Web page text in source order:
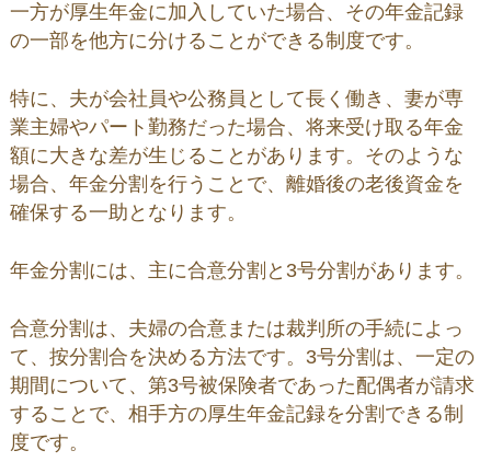
一方が厚生年金に加入していた場合、その年金記録
の一部を他方に分けることができる制度です。
特に、夫が会社員や公務員として長く働き、妻が専
業主婦やパート勤務だった場合、将来受け取る年金
額に大きな差が生じることがあります。そのような
場合、年金分割を行うことで、離婚後の老後資金を
確保する一助となります。
年金分割には、主に合意分割と3号分割があります。
合意分割は、夫婦の合意または裁判所の手続によっ
て、按分割合を決める方法です。3号分割は、一定の
期間について、第3号被保険者であった配偶者が請求
することで、相手方の厚生年金記録を分割できる制
度です。